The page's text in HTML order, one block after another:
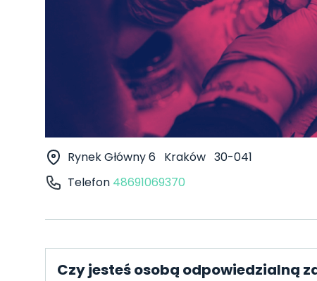
Rynek Główny 6 Kraków 30-041
Telefon 48691069370
Czy jesteś osobą odpowiedzialną